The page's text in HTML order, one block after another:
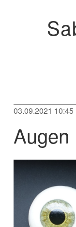
03.09.2021 10:45
Augen